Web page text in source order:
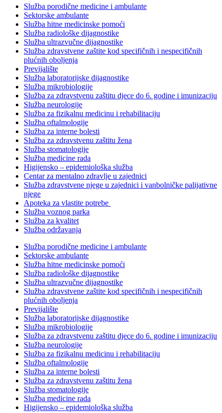
Služba porodične medicine i ambulante
Sektorske ambulante
Služba hitne medicinske pomoći
Služba radiološke dijagnostike
Služba ultrazvučne dijagnostike
Služba zdravstvene zaštite kod specifičnih i nespecifičnih
plućnih oboljenja
Previjalište
Služba laboratorijske dijagnostike
Služba mikrobiologije
Služba za zdravstvenu zaštitu djece do 6. godine i imunizaciju
Služba neurologije
Služba za fizikalnu medicinu i rehabilitaciju
Služba oftalmologije
Služba za interne bolesti
Služba za zdravstvenu zaštitu žena
Služba stomatologije
Služba medicine rada
Higijensko – epidemiološka služba
Centar za mentalno zdravlje u zajednici
Služba zdravstvene njege u zajednici i vanbolničke palijativne
njege
Apoteka za vlastite potrebe
Služba voznog parka
Služba za kvalitet
Služba održavanja
Služba porodične medicine i ambulante
Sektorske ambulante
Služba hitne medicinske pomoći
Služba radiološke dijagnostike
Služba ultrazvučne dijagnostike
Služba zdravstvene zaštite kod specifičnih i nespecifičnih
plućnih oboljenja
Previjalište
Služba laboratorijske dijagnostike
Služba mikrobiologije
Služba za zdravstvenu zaštitu djece do 6. godine i imunizaciju
Služba neurologije
Služba za fizikalnu medicinu i rehabilitaciju
Služba oftalmologije
Služba za interne bolesti
Služba za zdravstvenu zaštitu žena
Služba stomatologije
Služba medicine rada
Higijensko – epidemiološka služba